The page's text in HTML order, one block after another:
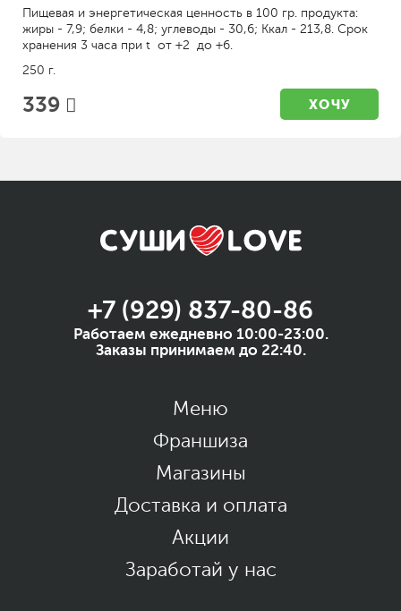
Пищевая и энергетическая ценность в 100 гр. продукта:
жиры - 7,9; белки - 4,8; углеводы - 30,6; Ккал - 213,8. Срок
хранения 3 часа при t от +2 до +6.
250 г.
339 ХОЧУ
+7 (929) 837-80-86
Работаем ежедневно 10:00-23:00.
Заказы принимаем до 22:40.
Меню
Франшиза
Магазины
Доставка и оплата
Акции
Заработай у нас